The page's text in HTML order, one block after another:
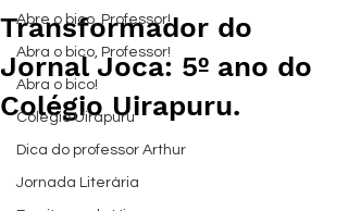
Abre o bico, Professor!
Abra o bico, Professor!
Abra o bico!
Colégio Uirapuru
Dica do professor Arthur
Jornada Literária
Transformador do
Jornal Joca: 5º ano do
Colégio Uirapuru.